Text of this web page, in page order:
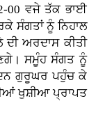
00 ਵਜੇ ਤੱਕ ਭਾਈ
ਸੰਗਤਾਂ ਨੂੰ ਨਿਹਾਲ
ਅਰਦਾਸ ਕੀਤੀ
ਸਮੂੰਹ ਸੰਗਤ ਨੂੰ
ਗੁਰੂਘਰ ਪਹੁੰਚ ਕੇ
ਖੁਸ਼ੀਆ ਪ੍ਰਾਪਤ